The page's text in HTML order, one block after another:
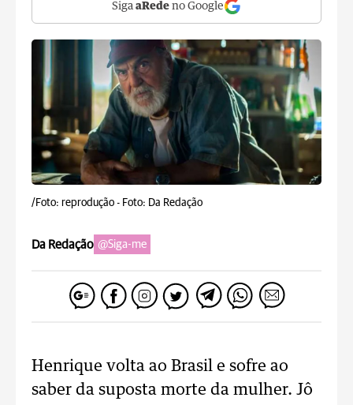
Siga aRede no Google
/Foto: reprodução - Foto: Da Redação
Da Redação @Siga-me
Henrique volta ao Brasil e sofre ao
saber da suposta morte da mulher. Jô